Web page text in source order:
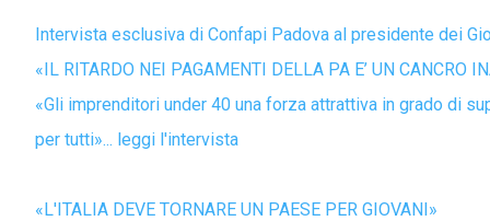
Intervista esclusiva di Confapi Padova al presidente dei
«IL RITARDO NEI PAGAMENTI DELLA PA E’ UN CANCRO
«Gli imprenditori under 40 una forza attrattiva in grado di
per tutti»... leggi l'intervista
«L'ITALIA DEVE TORNARE UN PAESE PER GIOVANI»